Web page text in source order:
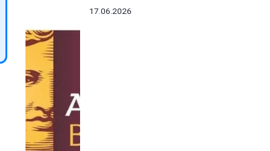
17.06.2026